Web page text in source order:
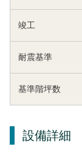
竣工
耐震基準
基準階坪数
設備詳細